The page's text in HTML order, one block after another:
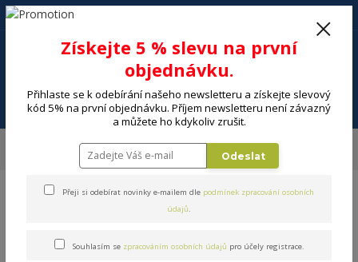
Menu
+420 602 494 600
Získejte 5 % slevu na první
objednávku.
Přihlaste se k odebírání našeho newsletteru a získejte slevový
kód 5% na první objednávku. Příjem newsletteru není závazný
a můžete ho kdykoliv zrušit.
Odeslat
Přeji si odebírat novinky e-mailem dle podmínek zpracování osobních
údajů.
Souhlasím se zpracováním osobních údajů pro účely registrace.